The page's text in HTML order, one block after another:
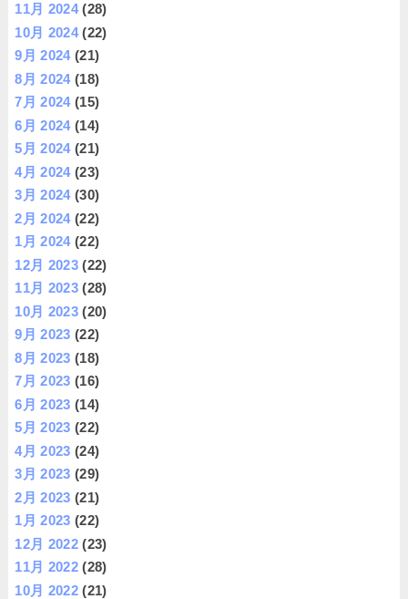
11月 2024(28)
10月 2024(22)
9月 2024(21)
8月 2024(18)
7月 2024(15)
6月 2024(14)
5月 2024(21)
4月 2024(23)
3月 2024(30)
2月 2024(22)
1月 2024(22)
12月 2023 (22)
11月 2023 (28)
10月 2023 (20)
9月 2023 (22)
8月 2023 (18)
7月 2023 (16)
6月 2023 (14)
5月 2023 (22)
4月 2023 (24)
3月 2023 (29)
2月 2023 (21)
1月 2023 (22)
12月 2022 (23)
11月 2022 (28)
10月 2022 (21)